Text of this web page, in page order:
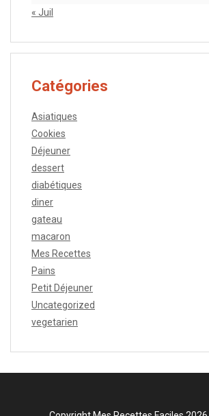
« Juil
Catégories
Asiatiques
Cookies
Déjeuner
dessert
diabétiques
diner
gateau
macaron
Mes Recettes
Pains
Petit Déjeuner
Uncategorized
vegetarien